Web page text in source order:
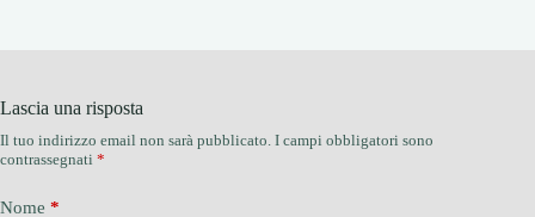
Lascia una risposta
Il tuo indirizzo email non sarà pubblicato. I campi obbligatori sono
contrassegnati *
Nome *